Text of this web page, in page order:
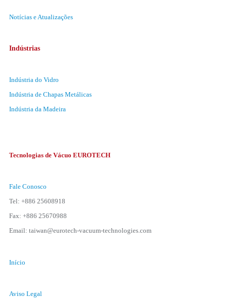
Notícias e Atualizações
Indústrias
Indústria do Vidro
Indústria de Chapas Metálicas
Indústria da Madeira
Tecnologias de Vácuo EUROTECH
Fale Conosco
Tel: +886 25608918
Fax: +886 25670988
Email: taiwan@eurotech-vacuum-technologies.com
Início
Aviso Legal